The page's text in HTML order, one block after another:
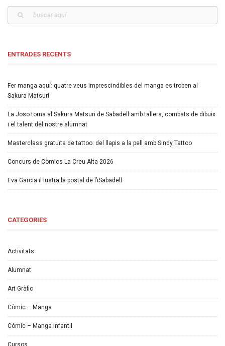
ENTRADES RECENTS
Fer manga aquí: quatre veus imprescindibles del manga es troben al
Sakura Matsuri
La Joso torna al Sakura Matsuri de Sabadell amb tallers, combats de dibuix
i el talent del nostre alumnat
Masterclass gratuïta de tattoo: del llapis a la pell amb Sindy Tattoo
Concurs de Còmics La Creu Alta 2026
Eva Garcia il·lustra la postal de l’iSabadell
CATEGORIES
Activitats
Alumnat
Art Gràfic
Còmic – Manga
Còmic – Manga Infantil